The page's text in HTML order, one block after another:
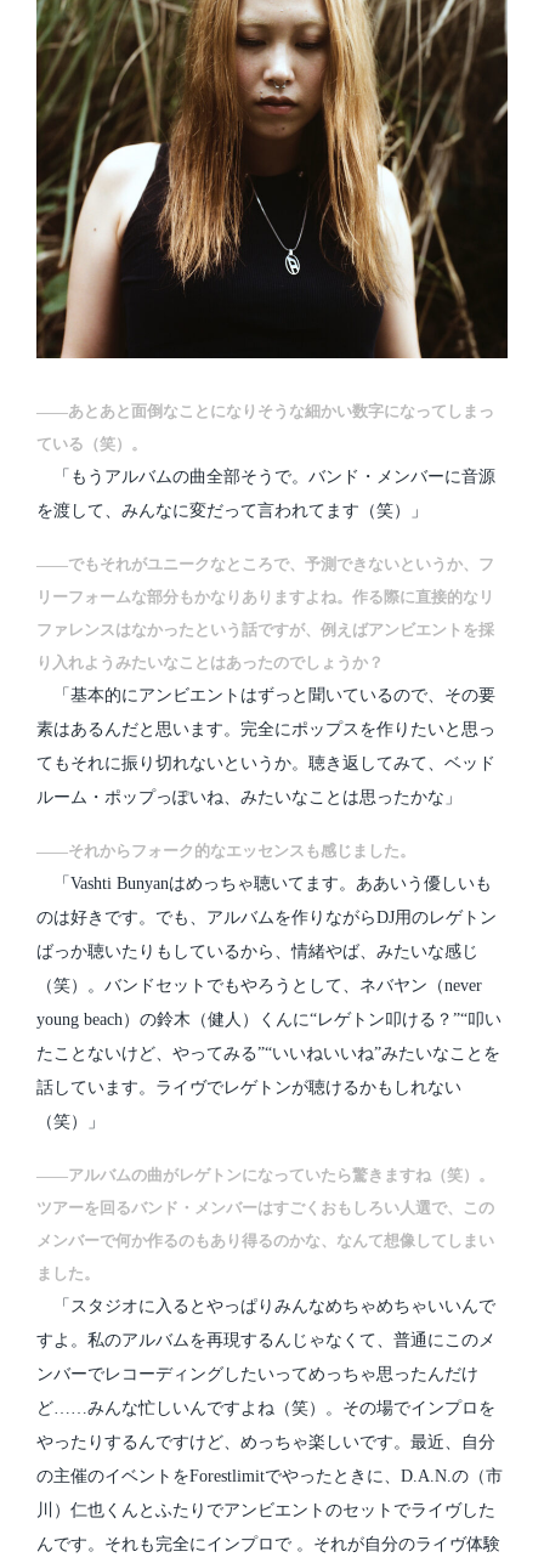
――あとあと面倒なことになりそうな細かい数字になってしまっ
ている（笑）。
「もうアルバムの曲全部そうで。バンド・メンバーに音源
を渡して、みんなに変だって言われてます（笑）」
――でもそれがユニークなところで、予測できないというか、フ
リーフォームな部分もかなりありますよね。作る際に直接的なリ
ファレンスはなかったという話ですが、例えばアンビエントを採
り入れようみたいなことはあったのでしょうか？
「基本的にアンビエントはずっと聞いているので、その要
素はあるんだと思います。完全にポップスを作りたいと思っ
てもそれに振り切れないというか。聴き返してみて、ベッド
ルーム・ポップっぽいね、みたいなことは思ったかな」
――それからフォーク的なエッセンスも感じました。
「Vashti Bunyanはめっちゃ聴いてます。ああいう優しいも
のは好きです。でも、アルバムを作りながらDJ用のレゲトン
ばっか聴いたりもしているから、情緒やば、みたいな感じ
（笑）。バンドセットでもやろうとして、ネバヤン（never
young beach）の鈴木（健人）くんに“レゲトン叩ける？”“叩い
たことないけど、やってみる”“いいねいいね”みたいなことを
話しています。ライヴでレゲトンが聴けるかもしれない
（笑）」
――アルバムの曲がレゲトンになっていたら驚きますね（笑）。
ツアーを回るバンド・メンバーはすごくおもしろい人選で、この
メンバーで何か作るのもあり得るのかな、なんて想像してしまい
ました。
「スタジオに入るとやっぱりみんなめちゃめちゃいいんで
すよ。私のアルバムを再現するんじゃなくて、普通にこのメ
ンバーでレコーディングしたいってめっちゃ思ったんだけ
ど……みんな忙しいんですよね（笑）。その場でインプロを
やったりするんですけど、めっちゃ楽しいです。最近、自分
の主催のイベントをForestlimitでやったときに、D.A.N.の（市
川）仁也くんとふたりでアンビエントのセットでライヴした
んです。それも完全にインプロで 。それが自分のライヴ体験